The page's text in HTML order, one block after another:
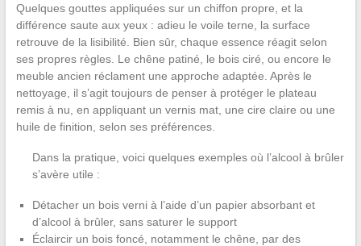
Quelques gouttes appliquées sur un chiffon propre, et la
différence saute aux yeux : adieu le voile terne, la surface
retrouve de la lisibilité. Bien sûr, chaque essence réagit selon
ses propres règles. Le chêne patiné, le bois ciré, ou encore le
meuble ancien réclament une approche adaptée. Après le
nettoyage, il s’agit toujours de penser à protéger le plateau
remis à nu, en appliquant un vernis mat, une cire claire ou une
huile de finition, selon ses préférences.
Dans la pratique, voici quelques exemples où l’alcool à brûler
s’avère utile :
Détacher un bois verni à l’aide d’un papier absorbant et
d’alcool à brûler, sans saturer le support
Éclaircir un bois foncé, notamment le chêne, par des